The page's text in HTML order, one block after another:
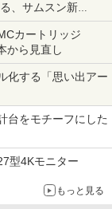
、サムスン新
カートリッジ
から見直し
化する「思い出アー
台をモチーフにした
型4Kモニター
もっと見る